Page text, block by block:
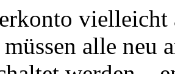
alle neu